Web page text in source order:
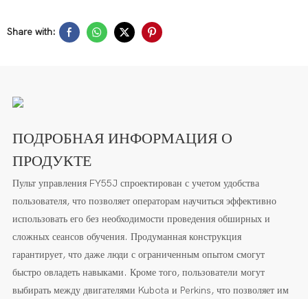
Share with:
ПОДРОБНАЯ ИНФОРМАЦИЯ О
ПРОДУКТЕ
Пульт управления FY55J спроектирован с учетом удобства
пользователя, что позволяет операторам научиться эффективно
использовать его без необходимости проведения обширных и
сложных сеансов обучения. Продуманная конструкция
гарантирует, что даже люди с ограниченным опытом смогут
быстро овладеть навыками. Кроме того, пользователи могут
выбирать между двигателями Kubota и Perkins, что позволяет им